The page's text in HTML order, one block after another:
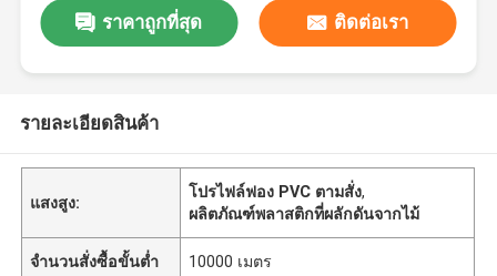
ราคาถูกที่สุด ติดต่อเรา
รายละเอียดสินค้า
แสงสูง:
โปรไฟล์ฟอง PVC ตามสั่ง,
ผลิตภัณฑ์พลาสติกที่ผลักดันจากไม้
จำนวนสั่งซื้อขั้นต่ำ 10000 เมตร